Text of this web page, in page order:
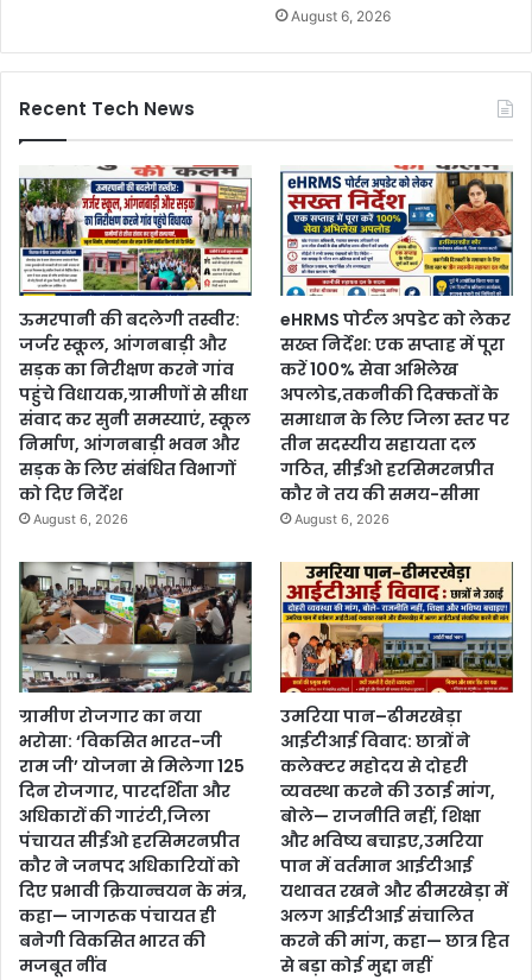
August 6, 2026
Recent Tech News
ऊमरपानी की बदलेगी तस्वीर:
जर्जर स्कूल, आंगनबाड़ी और
सड़क का निरीक्षण करने गांव
पहुंचे विधायक,ग्रामीणों से सीधा
संवाद कर सुनी समस्याएं, स्कूल
निर्माण, आंगनबाड़ी भवन और
सड़क के लिए संबंधित विभागों
को दिए निर्देश
August 6, 2026
eHRMS पोर्टल अपडेट को लेकर
सख्त निर्देश: एक सप्ताह में पूरा
करें 100% सेवा अभिलेख
अपलोड,तकनीकी दिक्कतों के
समाधान के लिए जिला स्तर पर
तीन सदस्यीय सहायता दल
गठित, सीईओ हरसिमरनप्रीत
कौर ने तय की समय-सीमा
August 6, 2026
ग्रामीण रोजगार का नया
भरोसा: ‘विकसित भारत-जी
राम जी’ योजना से मिलेगा 125
दिन रोजगार, पारदर्शिता और
अधिकारों की गारंटी,जिला
पंचायत सीईओ हरसिमरनप्रीत
कौर ने जनपद अधिकारियों को
दिए प्रभावी क्रियान्वयन के मंत्र,
कहा— जागरूक पंचायत ही
बनेगी विकसित भारत की
मजबूत नींव
उमरिया पान–ढीमरखेड़ा
आईटीआई विवाद: छात्रों ने
कलेक्टर महोदय से दोहरी
व्यवस्था करने की उठाई मांग,
बोले— राजनीति नहीं, शिक्षा
और भविष्य बचाइए,उमरिया
पान में वर्तमान आईटीआई
यथावत रखने और ढीमरखेड़ा में
अलग आईटीआई संचालित
करने की मांग, कहा— छात्र हित
से बड़ा कोई मुद्दा नहीं